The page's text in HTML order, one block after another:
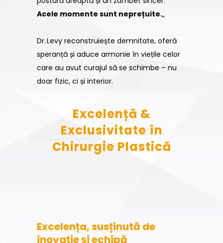
Acele momente sunt neprețuite.„
Dr. Levy reconstruiește demnitate, oferă
speranță și aduce armonie în viețile celor
care au avut curajul să se schimbe – nu
doar fizic, ci și interior.
Excelență &
Exclusivitate în
Chirurgie Plastică
Excelența, susținută de
inovație și echipă